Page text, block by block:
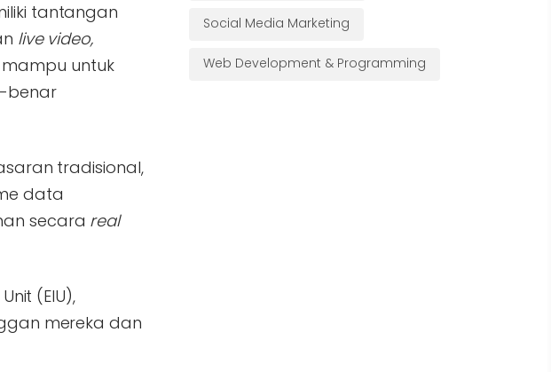
tantangan
live video,
untuk
benar
tradisional,
data
secara real
(EIU),
mereka dan
Social Media Marketing
Web Development & Programming